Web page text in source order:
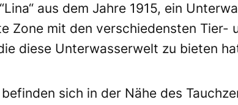
aus dem Jahre 1915, ein
Zone mit den verschiedensten Tier-
diese Unterwasserwelt zu bieten
sich in der Nähe des